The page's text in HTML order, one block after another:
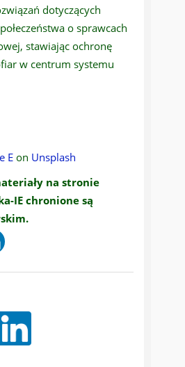
dotyczących
o sprawcach
stawiając ochronę
w centrum systemu
Eon Unsplash
na stronie
IE chronione są